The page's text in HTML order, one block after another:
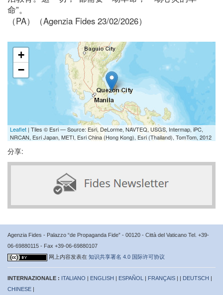
命”。
（PA）（Agenzia Fides 23/02/2026）
+
−
Leaflet | Tiles © Esri — Source: Esri, DeLorme, NAVTEQ, USGS, Intermap, iPC,
NRCAN, Esri Japan, METI, Esri China (Hong Kong), Esri (Thailand), TomTom, 2012
分享:
Agenzia Fides - Palazzo “de Propaganda Fide” - 00120 - Città del Vaticano Tel. +39-
06-69880115 - Fax +39-06-69880107
网上内容发表在 知识共享署名 4.0 国际许可协议
INTERNAZIONALE : ITALIANO | ENGLISH | ESPAÑOL | FRANÇAIS | | DEUTSCH |
CHINESE |